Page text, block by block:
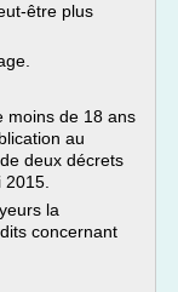
être plus
moins de 18 ans
au
deux décrets
la
concernant